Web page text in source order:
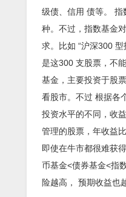
级债、信用 债等。
种。不过，指数基金
求。比如 “沪深300
是这300 支股票，不
基金，主要投资于股
看股市。不过 根据各
投资水平的不同，收
管理的股票，年收益
即使在牛市都很难获
币基金<债券基金<指
险越高， 预期收益也